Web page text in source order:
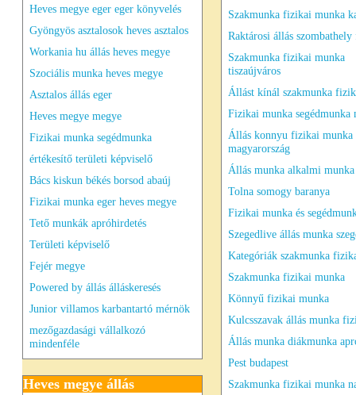
Heves megye eger eger könyvelés
Gyöngyös asztalosok heves asztalos
Workania hu állás heves megye
Szociális munka heves megye
Asztalos állás eger
Heves megye megye
Fizikai munka segédmunka
értékesítő területi képviselő
Bács kiskun békés borsod abaúj
Fizikai munka eger heves megye
Tető munkák apróhirdetés
Területi képviselő
Fejér megye
Powered by állás álláskeresés
Junior villamos karbantartó mérnök
mezőgazdasági vállalkozó
mindenféle
Heves megye állás
Szakmunka fizikai munka
Raktárosi állás
Szakmunka fizikai munka
tiszaújváros
Állást kínál szakmunka
Fizikai munka segédmunka
Állás konnyu fizikai munka
magyarország
Állás munka alkalmi munka
Tolna somogy baranya
Fizikai munka és
Szegedlive állás munka
Kategóriák szakmunka
Szakmunka fizikai munka
Könnyű fizikai munka
Kulcsszavak állás munka
Állás munka diákmunka
Pest budapest
Szakmunka fizikai munka